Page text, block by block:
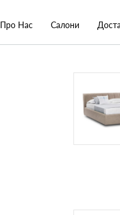
Про Нас Салони